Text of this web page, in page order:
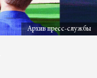
Архив пресс-службы